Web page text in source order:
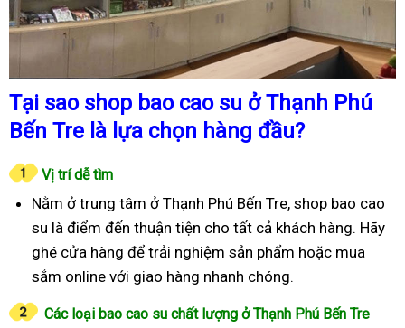
Tại sao shop bao cao su ở Thạnh Phú
Bến Tre là lựa chọn hàng đầu?
Vị trí dễ tìm
Nằm ở trung tâm ở Thạnh Phú Bến Tre, shop bao cao
su là điểm đến thuận tiện cho tất cả khách hàng. Hãy
ghé cửa hàng để trải nghiệm sản phẩm hoặc mua
sắm online với giao hàng nhanh chóng.
Các loại bao cao su chất lượng ở Thạnh Phú Bến Tre